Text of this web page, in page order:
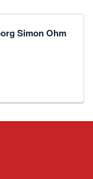
Simon Ohm